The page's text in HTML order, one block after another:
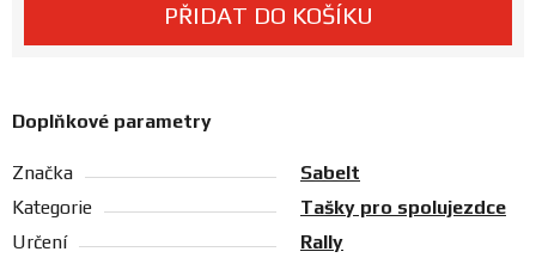
PŘIDAT DO KOŠÍKU
Doplňkové parametry
Značka
Sabelt
Kategorie
Tašky pro spolujezdce
Určení
Rally